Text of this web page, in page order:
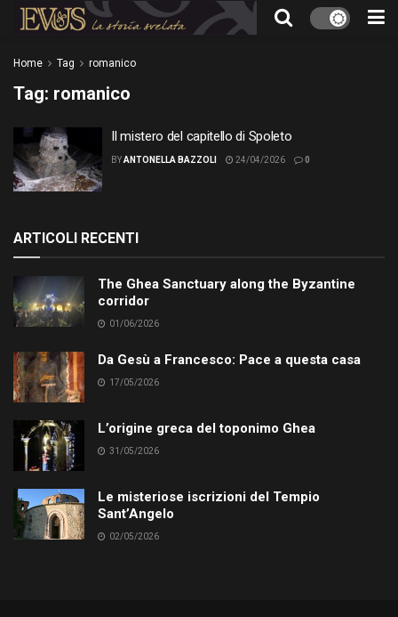
Home Tag romanico
Tag: romanico
Il mistero del capitello di Spoleto
BYANTONELLA BAZZOLI 24/04/2026 0
ARTICOLI RECENTI
The Ghea Sanctuary along the Byzantine
corridor
01/06/2026
Da Gesù a Francesco: Pace a questa casa
17/05/2026
L’origine greca del toponimo Ghea
31/05/2026
Le misteriose iscrizioni del Tempio
Sant’Angelo
02/05/2026